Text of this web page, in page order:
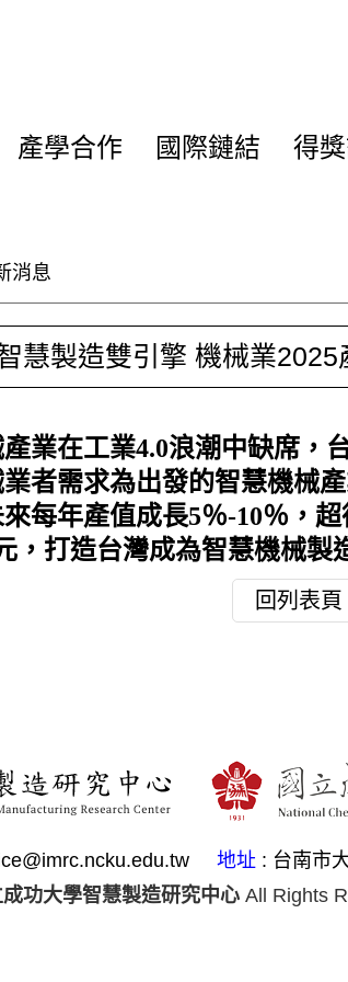
產學合作 國際鏈結 得
消息
慧製造雙引擎 機械業2025
業在工業4.0浪潮中缺席，
者需求為出發的智慧機械
每年產值成長5％-10％，
，打造台灣成為智慧機械製
回列表頁
地址 : 台南市
成功大學智慧製造研究中心 All Rights